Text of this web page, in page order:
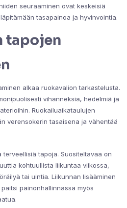
seuraaminen ovat keskeisiä
tasapainoa ja hyvinvointia.
tapojen
alkaa ruokavalion tarkastelusta.
vihanneksia, hedelmiä ja
Ruokailuaikataulujen
verensokerin tasaisena ja vähentää
tapoja. Suositeltavaa on
kohtuullista liikuntaa viikossa,
tai uintia. Liikunnan lisääminen
painonhallinnassa myös